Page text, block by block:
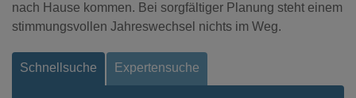
nach Hause kommen. Bei sorgfältiger Planung steht einem
stimmungsvollen Jahreswechsel nichts im Weg.
Schnellsuche Expertensuche